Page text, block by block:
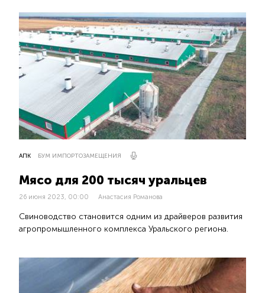
АПК БУМ ИМПОРТОЗАМЕЩЕНИЯ
Мясо для 200 тысяч уральцев
26 июня 2023, 00:00 Анастасия Романова
Свиноводство становится одним из драйверов развития
агропромышленного комплекса Уральского региона.